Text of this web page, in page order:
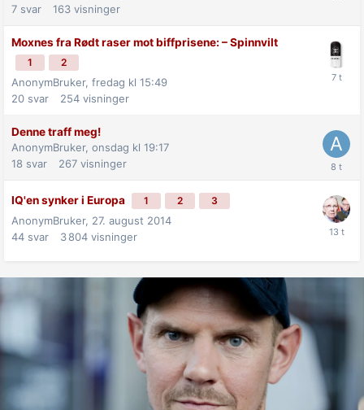
7 svar 163 visninger
Moxnes fra Rødt raser mot biff­prisene: –⁠ Spinnvilt
1 2
AnonymBruker, fredag kl 15:49
20 svar 254 visninger
Denne traff meg!
AnonymBruker, onsdag kl 19:17
18 svar 267 visninger
IQ'en synker i Europa 1 2 3
AnonymBruker, 27. august 2014
44 svar 3 804 visninger